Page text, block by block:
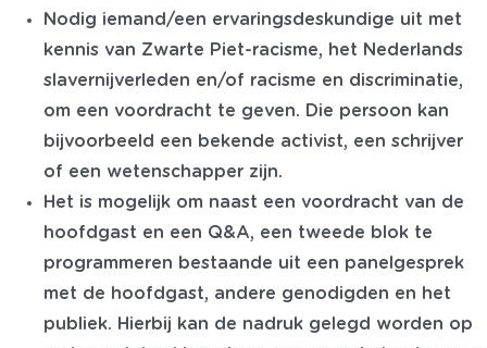
Nodig iemand/een ervaringsdeskundige uit met
kennis van Zwarte Piet-racisme, het Nederlands
slavernijverleden en/of racisme en discriminatie,
om een voordracht te geven. Die persoon kan
bijvoorbeeld een bekende activist, een schrijver
of een wetenschapper zijn.
Het is mogelijk om naast een voordracht van de
hoofdgast en een Q&A, een tweede blok te
programmeren bestaande uit een panelgesprek
met de hoofdgast, andere genodigden en het
publiek. Hierbij kan de nadruk gelegd worden op